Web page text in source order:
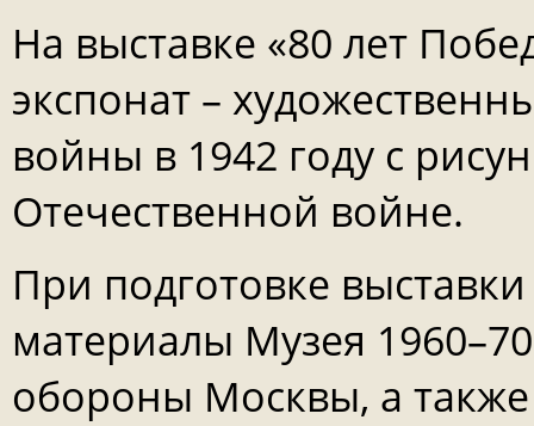
На выставке «80 лет
экспонат –
войны в 1942 году с
Отечественной войне.
При подготовке
материалы Музея
обороны Москвы, а